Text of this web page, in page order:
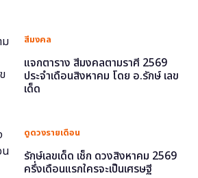
สีมงคล
แจกตาราง สีมงคลตามราศี 2569
ประจำเดือนสิงหาคม โดย อ.รักษ์ เลข
เด็ด
ดูดวงรายเดือน
รักษ์เลขเด็ด เช็ก ดวงสิงหาคม 2569
ครึ่งเดือนแรกใครจะเป็นเศรษฐี